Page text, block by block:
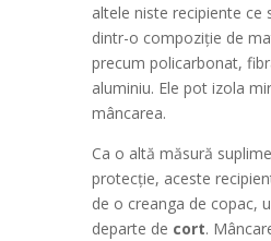
altele niste recipiente ce
dintr-o compoziție de
precum policarbonat,
aluminiu. Ele pot izola
mâncarea.
Ca o altă măsură
protecție, aceste
de o creanga de copac,
departe de cort.